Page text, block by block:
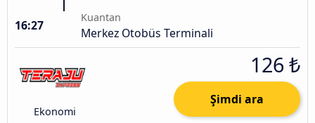
16:27
Kuantan
Merkez Otobüs Terminali
Ekonomi
126 ₺
Şimdi ara